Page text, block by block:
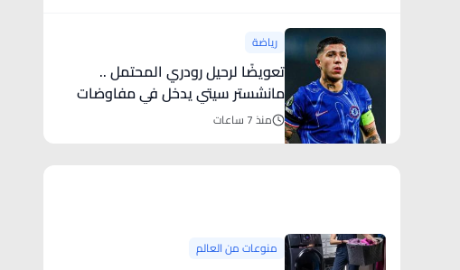
رياضة
تعويضًا لرحيل رودري المحتمل ..
مانشستر سيتي يدخل في مفاوضات
قوية مع نجم تشيلسي
منذ 7 ساعات
منوعات من العالم